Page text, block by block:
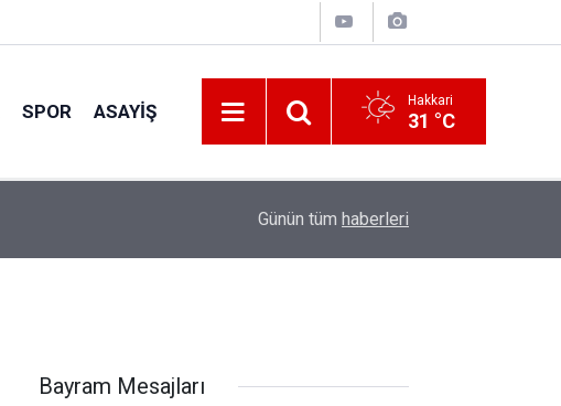
SPOR ASAYIŞ Hakkari
31 °C
Başkan Hayva, Büyükçiftlik'te gönüllere
Günün tüm haberleri
Bayram Mesajları